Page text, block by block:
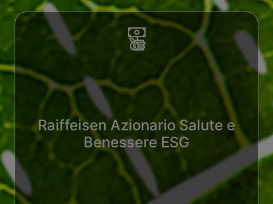
Raiffeisen Azionario Salute e
Benessere ESG